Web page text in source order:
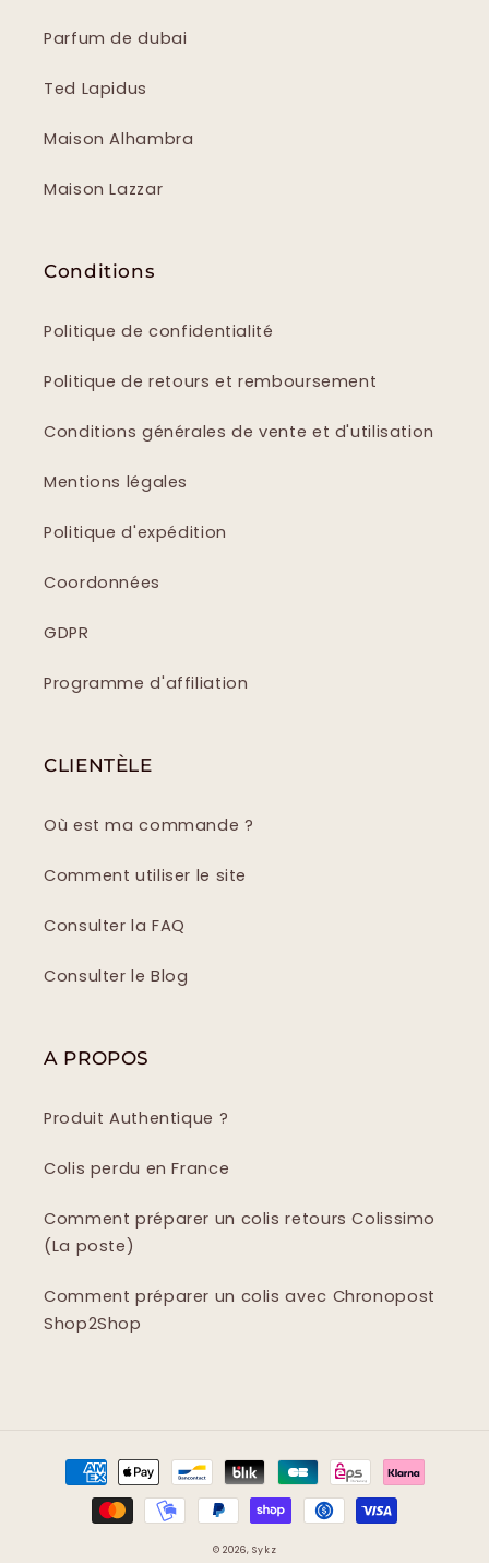
Parfum de dubai
Ted Lapidus
Maison Alhambra
Maison Lazzar
Conditions
Politique de confidentialité
Politique de retours et remboursement
Conditions générales de vente et d'utilisation
Mentions légales
Politique d'expédition
Coordonnées
GDPR
Programme d'affiliation
CLIENTÈLE
Où est ma commande ?
Comment utiliser le site
Consulter la FAQ
Consulter le Blog
A PROPOS
Produit Authentique ?
Colis perdu en France
Comment préparer un colis retours Colissimo
(La poste)
Comment préparer un colis avec Chronopost
Shop2Shop
Moyens
paiement
© 2026,Sykz